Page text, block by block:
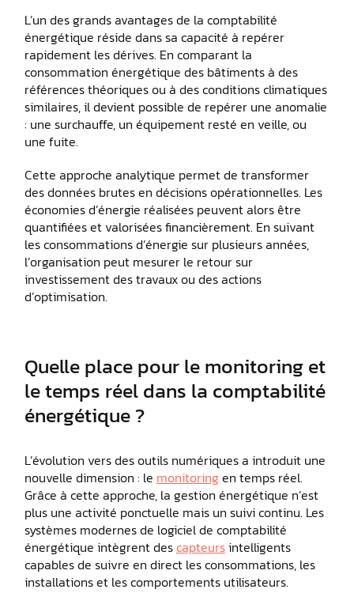
L’un des grands avantages de la comptabilité
énergétique réside dans sa capacité à repérer
rapidement les dérives. En comparant la
consommation énergétique des bâtiments à des
références théoriques ou à des conditions climatiques
similaires, il devient possible de repérer une anomalie
: une surchauffe, un équipement resté en veille, ou
une fuite.
Cette approche analytique permet de transformer
des données brutes en décisions opérationnelles. Les
économies d’énergie réalisées peuvent alors être
quantifiées et valorisées financièrement. En suivant
les consommations d’énergie sur plusieurs années,
l’organisation peut mesurer le retour sur
investissement des travaux ou des actions
d’optimisation.
Quelle place pour le monitoring et
le temps réel dans la comptabilité
énergétique ?
L’évolution vers des outils numériques a introduit une
nouvelle dimension : le monitoringen temps réel.
Grâce à cette approche, la gestion énergétique n’est
plus une activité ponctuelle mais un suivi continu. Les
systèmes modernes de logiciel de comptabilité
énergétique intègrent descapteursintelligents
capables de suivre en direct les consommations, les
installations et les comportements utilisateurs.